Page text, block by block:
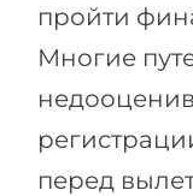
пройти
Многие
перед